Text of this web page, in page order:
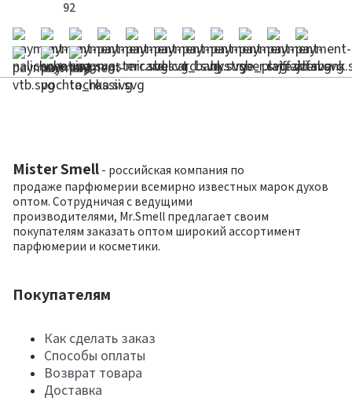
92
Mister Smell - российская компания по
продаже парфюмерии всемирно известных марок духов
оптом. Сотрудничая с ведущими
производителями, Mr.Smell предлагает своим
покупателям заказать оптом широкий ассортимент
парфюмерии и косметики.
Покупателям
Как сделать заказ
Способы оплаты
Возврат товара
Доставка